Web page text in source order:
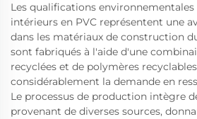
Les qualifications environnementales
intérieurs en PVC représentent une
dans les matériaux de construction
sont fabriqués à l'aide d'une
recyclées et de polymères
considérablement la demande en
Le processus de production intègre
provenant de diverses sources,